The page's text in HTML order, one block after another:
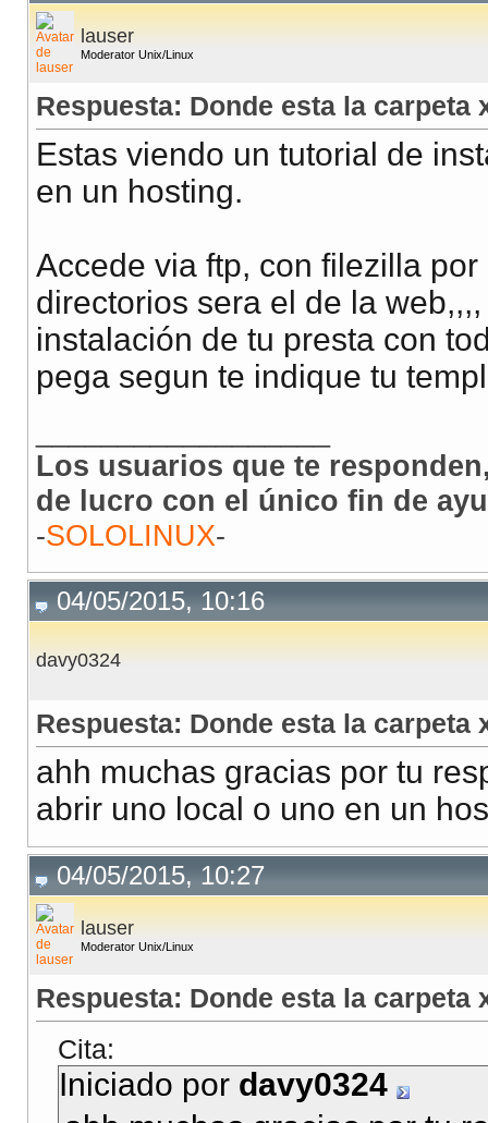
lauser
Moderator Unix/Linux
Respuesta: Donde esta la carpeta
Estas viendo un tutorial de
en un hosting.
Accede via ftp, con filezilla
directorios sera el de la
instalación de tu presta con
pega segun te indique tu
Los usuarios que te
de lucro con el único fin de
-SOLOLINUX-
04/05/2015, 10:16
davy0324
Respuesta: Donde esta la carpeta
ahh muchas gracias por tu
abrir uno local o uno en un
04/05/2015, 10:27
lauser
Moderator Unix/Linux
Respuesta: Donde esta la carpeta
Cita:
Iniciado por davy0324